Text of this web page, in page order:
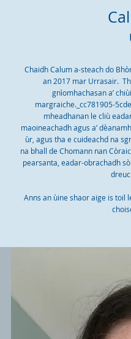
Chaidh Calum a-steach do
an 2017 mar Urrasair.
gnìomhachasan a’
margraiche._cc781905-
mheadhanan le cliù
maoineachadh agus a’
ùr, agus tha e cuideachd na
na bhall de Chomann nan
pearsanta, eadar-obrachadh
Anns an ùine shaor aige is toil